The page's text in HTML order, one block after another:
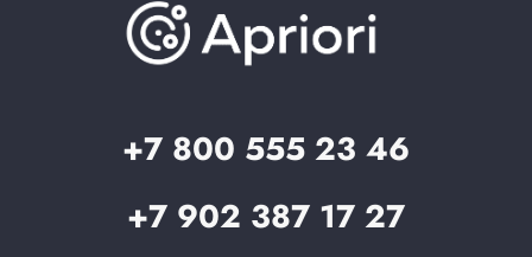
Проблемы и решения
Веб-разработчикам
+7 800 555 23 46
+7 902 387 17 27
О компании
Вопрос-ответ
Запрос в поддержку